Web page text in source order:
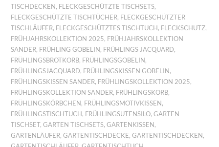
TISCHDECKEN , FLECKGESCHÜTZTE TISCHSETS,
FLECKGESCHÜTZTE TISCHTÜCHER, FLECKGESCHÜTZTER
TISCHLÄUFER, FLECKGESCHÜTZTES TISCHTUCH , FLECKSCHUTZ,
FRÜHJAHRSKOLLEKTION 2025, FRÜHJAHRSKOLLEKTION
SANDER, FRÜHLING GOBELIN , FRÜHLINGS JACQUARD,
FRÜHLINGSBROTKORB, FRÜHLINGSGOBELIN ,
FRÜHLINGSJACQUARD, FRÜHLINGSKISSEN GOBELIN ,
FRÜHLINGSKISSEN SANDER, FRÜHLINGSKOLLEKTION 2025,
FRÜHLINGSKOLLEKTION SANDER, FRÜHLINGSKORB,
FRÜHLINGSKÖRBCHEN , FRÜHLINGSMOTIVKISSEN ,
FRÜHLINGSTISCHTUCH , FRÜHLINGSUTENSILO,GARTEN
TISCHSET,GARTEN TISCHSETS,GARTENKISSEN ,
GARTENLÄUFER,GARTENTISCHDECKE,GARTENTISCHDECKEN ,